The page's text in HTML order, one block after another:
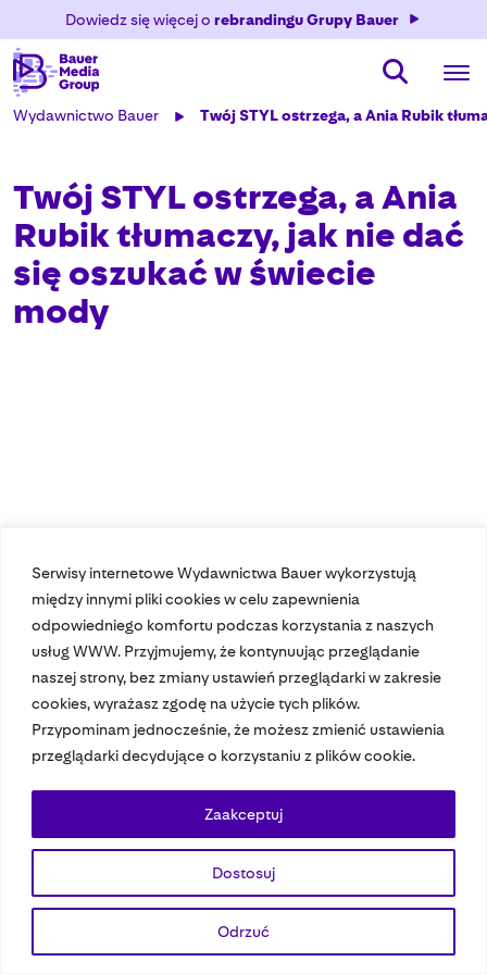
Serwisy internetowe Wydawnictwa Bauer wykorzystują
między innymi pliki cookies w celu zapewnienia
odpowiedniego komfortu podczas korzystania z naszych
usług WWW. Przyjmujemy, że kontynuując przeglądanie
naszej strony, bez zmiany ustawień przeglądarki w zakresie
cookies, wyrażasz zgodę na użycie tych plików.
Przypominam jednocześnie, że możesz zmienić ustawienia
przeglądarki decydujące o korzystaniu z plików cookie.
Dostosuj
Odrzuć
Zaakceptuj
Dowiedz się więcej o rebrandingu Grupy Bauer
Wydawnictwo Bauer Twój STYL ostrzega, a Ania Rubik
Twój STYL ostrzega, a Ania
Rubik tłumaczy, jak nie dać
się oszukać w świecie
mody
Nasze czasopisma
Nasze strony
© 2023 Bauer Media Group, All Rights Reserved.
Polityka prywatnościDane osoboweWydawca EMFA Speak Up